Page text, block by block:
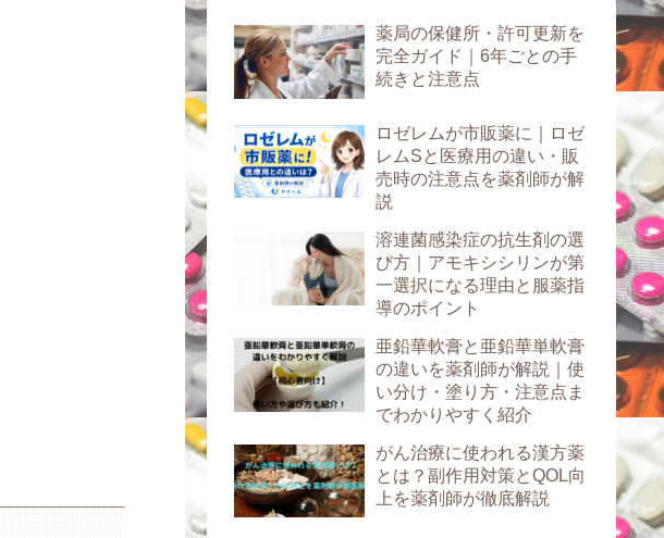
薬局の保健所・許可更新を
完全ガイド｜6年ごとの手
続きと注意点
ロゼレムが市販薬に｜ロゼ
レムSと医療用の違い・販
売時の注意点を薬剤師が解
説
溶連菌感染症の抗生剤の選
び方｜アモキシシリンが第
一選択になる理由と服薬指
導のポイント
亜鉛華軟膏と亜鉛華単軟膏
の違いを薬剤師が解説｜使
い分け・塗り方・注意点ま
でわかりやすく紹介
がん治療に使われる漢方薬
とは？副作用対策とQOL向
上を薬剤師が徹底解説